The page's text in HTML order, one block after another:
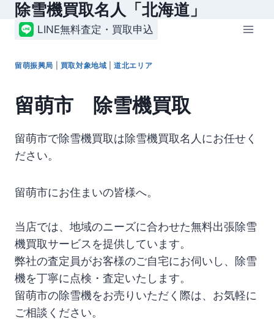
除雪機買取名人「北海道」
LINE無料査定・買取申込
留萌振興局 買取対象地域 |道北エリア
留萌市 除雪機買取
留萌市で除雪機買取は除雪機買取名人にお任せく
ださい。
留萌市にお住まいの皆様へ。
当店では、地域のニーズに合わせた無料出張除雪
機買取サービスを提供しています。
弊社の査定員がお客様のご自宅にお伺いし、除雪
機を丁寧に点検・査定いたします。
留萌市の除雪機をお売りいただく際は、お気軽に
ご相談ください。